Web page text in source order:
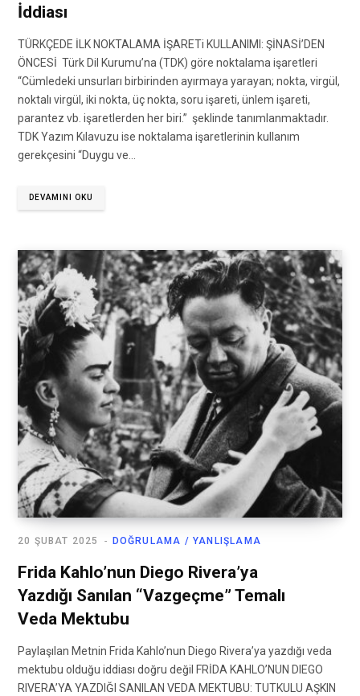
İddiası
TÜRKÇEDE İLK NOKTALAMA İŞARETi KULLANIMI: ŞİNASİ’DEN
ÖNCESİ Türk Dil Kurumu’na (TDK) göre noktalama işaretleri
“Cümledeki unsurları birbirinden ayırmaya yarayan; nokta, virgül,
noktalı virgül, iki nokta, üç nokta, soru işareti, ünlem işareti,
parantez vb. işaretlerden her biri.” şeklinde tanımlanmaktadır.
TDK Yazım Kılavuzu ise noktalama işaretlerinin kullanım
gerekçesini “Duygu ve…
DEVAMINI OKU
DOĞRULAMA / YANLIŞLAMA
20 ŞUBAT 2025
Frida Kahlo’nun Diego Rivera’ya
Yazdığı Sanılan “Vazgeçme” Temalı
Veda Mektubu
Paylaşılan Metnin Frida Kahlo’nun Diego Rivera’ya yazdığı veda
mektubu olduğu iddiası doğru değil FRİDA KAHLO’NUN DIEGO
RIVERA’YA YAZDIĞI SANILAN VEDA MEKTUBU: TUTKULU AŞKIN